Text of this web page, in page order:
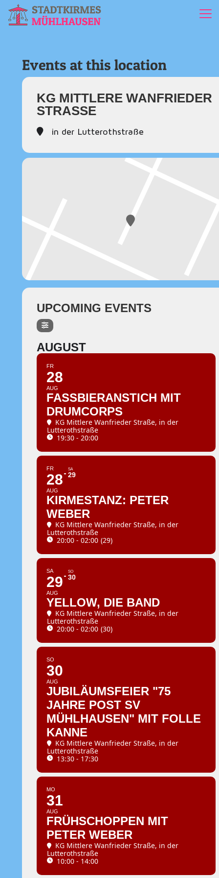
Events at this location
KG MITTLERE WANFRIEDER
STRASSE
in der Lutterothstraße
UPCOMING EVENTS
AUGUST
FR
28
AUG
FASSBIERANSTICH MIT
DRUMCORPS
KG Mittlere Wanfrieder Straße, in der
Lutterothstraße
19:30 - 20:00
FR
28
AUG
SA
29
KIRMESTANZ: PETER
WEBER
KG Mittlere Wanfrieder Straße, in der
Lutterothstraße
20:00 - 02:00 (29)
SA
29
AUG
SO
30
YELLOW, DIE BAND
KG Mittlere Wanfrieder Straße, in der
Lutterothstraße
20:00 - 02:00 (30)
SO
30
AUG
JUBILÄUMSFEIER "75
JAHRE POST SV
MÜHLHAUSEN" MIT FOLLE
KANNE
KG Mittlere Wanfrieder Straße, in der
Lutterothstraße
13:30 - 17:30
MO
31
AUG
FRÜHSCHOPPEN MIT
PETER WEBER
KG Mittlere Wanfrieder Straße, in der
Lutterothstraße
10:00 - 14:00